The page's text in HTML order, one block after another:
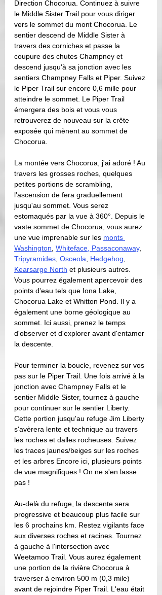
Direction Chocorua. Continuez à suivre
le Middle Sister Trail pour vous diriger
vers le sommet du mont Chocorua. Le
sentier descend de Middle Sister à
travers des corniches et passe la
coupure des chutes Champney et
descend jusqu'à sa jonction avec les
sentiers Champney Falls et Piper. Suivez
le Piper Trail sur encore 0,6 mille pour
atteindre le sommet. Le Piper Trail
émergera des bois et vous vous
retrouverez de nouveau sur la crête
exposée qui mènent au sommet de
Chocorua.
La montée vers Chocorua, j'ai adoré ! Au
travers les grosses roches, quelques
petites portions de scrambling,
l'ascension de fera graduellement
jusqu'au sommet. Vous serez
estomaqués par la vue à 360°. Depuis le
vaste sommet de Chocorua, vous aurez
une vue imprenable sur les monts
Washington Whiteface, Passaconaway,
Tripyramides Osceola Hedgehog
Kearsarge North et plusieurs autres.
Vous pourrez également apercevoir des
points d'eau tels que Iona Lake,
Chocorua Lake et Whitton Pond. Il y a
également une borne géologique au
sommet. Ici aussi, prenez le temps
d'observer et d'explorer avant d'entamer
la descente.
Pour terminer la boucle, revenez sur vos
pas sur le Piper Trail. Une fois arrivé à la
jonction avec Champney Falls et le
sentier Middle Sister, tournez à gauche
pour continuer sur le sentier Liberty.
Cette portion jusqu'au refuge Jim Liberty
s'avèrera lente et technique au travers
les roches et dalles rocheuses. Suivez
les traces jaunes/beiges sur les roches
et les arbres Encore ici, plusieurs points
de vue magnifiques ! On ne s'en lasse
pas !
Au-delà du refuge, la descente sera
progressive et beaucoup plus facile sur
les 6 prochains km. Restez vigilants face
aux diverses roches et racines. Tournez
à gauche à l'intersection avec
Weetamoo Trail. Vous aurez également
une portion de la rivière Chocorua à
traverser à environ 500 m (0,3 mile)
avant de rejoindre Piper Trail. L'eau était